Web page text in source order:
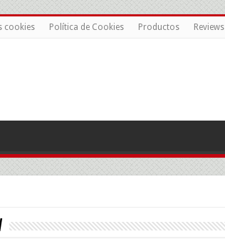
cookies Política de Cookies Productos Reviews